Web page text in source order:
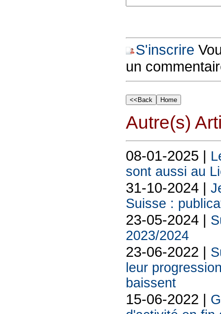
S'inscrire
un
Autre(s)
08-01-2025 |
sont aussi au
31-10-2024 |
Suisse :
23-05-2024 |
2023/2024
23-06-2022 |
leur
baissent
15-06-2022 |